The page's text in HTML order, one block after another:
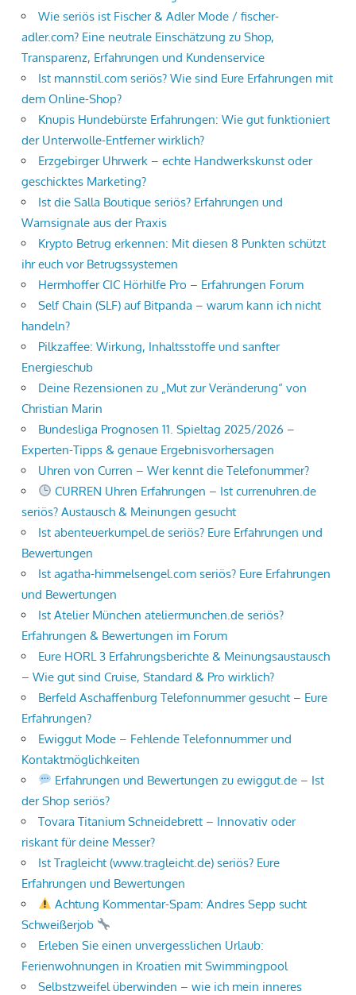
Wie seriös ist Fischer & Adler Mode / fischer-
adler.com? Eine neutrale Einschätzung zu Shop,
Transparenz, Erfahrungen und Kundenservice
Ist mannstil.com seriös? Wie sind Eure Erfahrungen mit
dem Online-Shop?
Knupis Hundebürste Erfahrungen: Wie gut funktioniert
der Unterwolle-Entferner wirklich?
Erzgebirger Uhrwerk – echte Handwerkskunst oder
geschicktes Marketing?
Ist die Salla Boutique seriös? Erfahrungen und
Warnsignale aus der Praxis
Krypto Betrug erkennen: Mit diesen 8 Punkten schützt
ihr euch vor Betrugssystemen
Hermhoffer CIC Hörhilfe Pro – Erfahrungen Forum
Self Chain (SLF) auf Bitpanda – warum kann ich nicht
handeln?
Pilkzaffee: Wirkung, Inhaltsstoffe und sanfter
Energieschub
Deine Rezensionen zu „Mut zur Veränderung“ von
Christian Marin
Bundesliga Prognosen 11. Spieltag 2025/2026 –
Experten-Tipps & genaue Ergebnisvorhersagen
Uhren von Curren – Wer kennt die Telefonummer?
CURREN Uhren Erfahrungen – Ist currenuhren.de
seriös? Austausch & Meinungen gesucht
Ist abenteuerkumpel.de seriös? Eure Erfahrungen und
Bewertungen
Ist agatha-himmelsengel.com seriös? Eure Erfahrungen
und Bewertungen
Ist Atelier München ateliermunchen.de seriös?
Erfahrungen & Bewertungen im Forum
Eure HORL 3 Erfahrungsberichte & Meinungsaustausch
– Wie gut sind Cruise, Standard & Pro wirklich?
Berfeld Aschaffenburg Telefonnummer gesucht – Eure
Erfahrungen?
Ewiggut Mode – Fehlende Telefonnummer und
Kontaktmöglichkeiten
Erfahrungen und Bewertungen zu ewiggut.de – Ist
der Shop seriös?
Tovara Titanium Schneidebrett – Innovativ oder
riskant für deine Messer?
Ist Tragleicht (www.tragleicht.de) seriös? Eure
Erfahrungen und Bewertungen
Achtung Kommentar-Spam: Andres Sepp sucht
Schweißerjob
Erleben Sie einen unvergesslichen Urlaub:
Ferienwohnungen in Kroatien mit Swimmingpool
Selbstzweifel überwinden – wie ich mein inneres